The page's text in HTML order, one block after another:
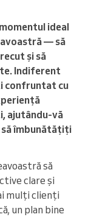
ideal
— să
și să
Indiferent
confruntat cu
ajutându-vă
să îmbunătățiți
să
clare și
mulți clienți
un plan bine